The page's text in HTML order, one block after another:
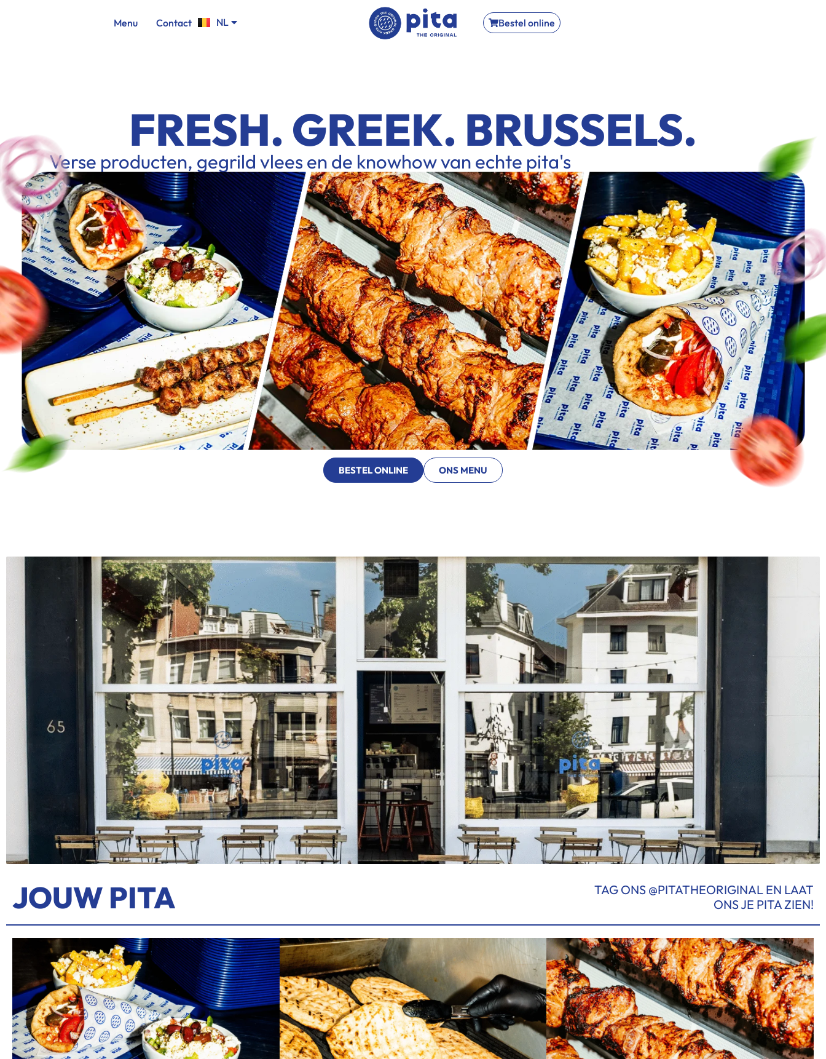
Menu Contact NL
EN
Bestel online
FRESH. GREEK. BRUSSELS.
Verse producten, gegrild vlees en de knowhow van echte pita's
BESTEL ONLINE ONS MENU
JOUW PITA
TAG ONS @PITATHEORIGINAL EN LAAT
ONS JE PITA ZIEN!